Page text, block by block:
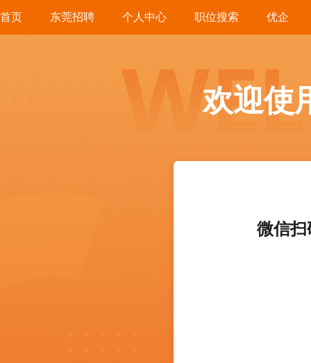
首页 东莞招聘 个人中心 职位搜索 优企
欢迎使
微信扫